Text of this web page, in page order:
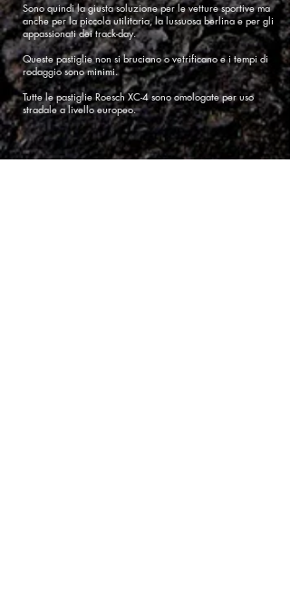
Sono quindi la giusta soluzione per le vetture sportive ma
anche per la piccola utilitaria, la lussuosa berlina e per gli
appassionati dei track-day.
Queste pastiglie non si bruciano o vetrificano e i tempi di
rodaggio sono minimi.
Tutte le pastiglie Roesch XC-4 sono omologate per uso
stradale a livello europeo.